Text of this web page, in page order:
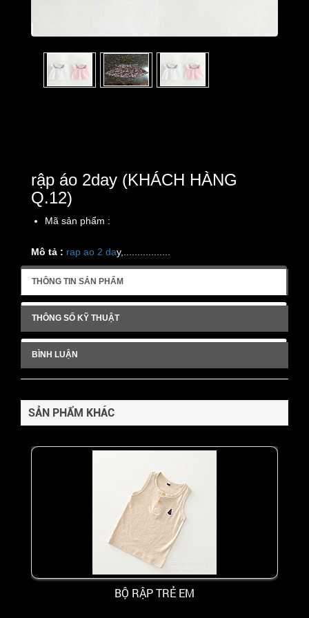
rập áo 2day (KHÁCH HÀNG
Q.12)
Mã sản phẩm :
Mô tả : rap ao 2 day,.................
THÔNG TIN SẢN PHẨM
THÔNG SỐ KỸ THUẬT
BÌNH LUẬN
SẢN PHẨM KHÁC
BỘ RẬP TRẺ EM